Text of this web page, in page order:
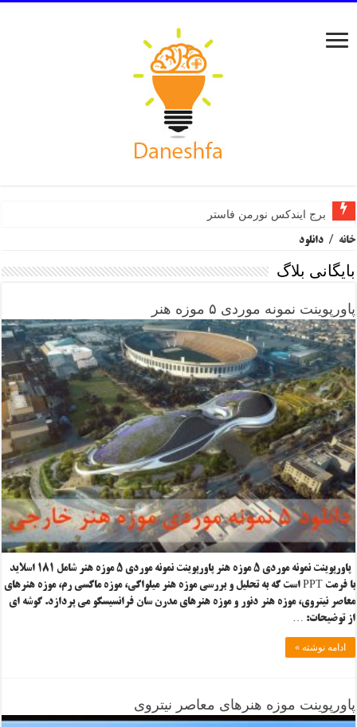
برج ایندکس نورمن فاستر
مرکز هنرهای تجسمی سینزبری نورمن فاستر
خانه / دانلود
بایگانی بلاگ
پاورپوینت نمونه موردی ۵ موزه هنر
پاورپوینت نمونه موردی ۵ موزه هنر پاورپوینت نمونه موردی ۵ موزه هنر شامل ۱۸۱ اسلاید
با فرمت PPT است که به تحلیل و بررسی موزه هنر میلواکی، موزه ماکسی رم، موزه هنرهای
معاصر نیتروی، موزه هنر دنور و موزه هنرهای مدرن سان فرانسیسکو می پردازد. گوشه ای
از توضیحات: …
ادامه نوشته »
پاورپوینت موزه هنرهای معاصر نیتروی